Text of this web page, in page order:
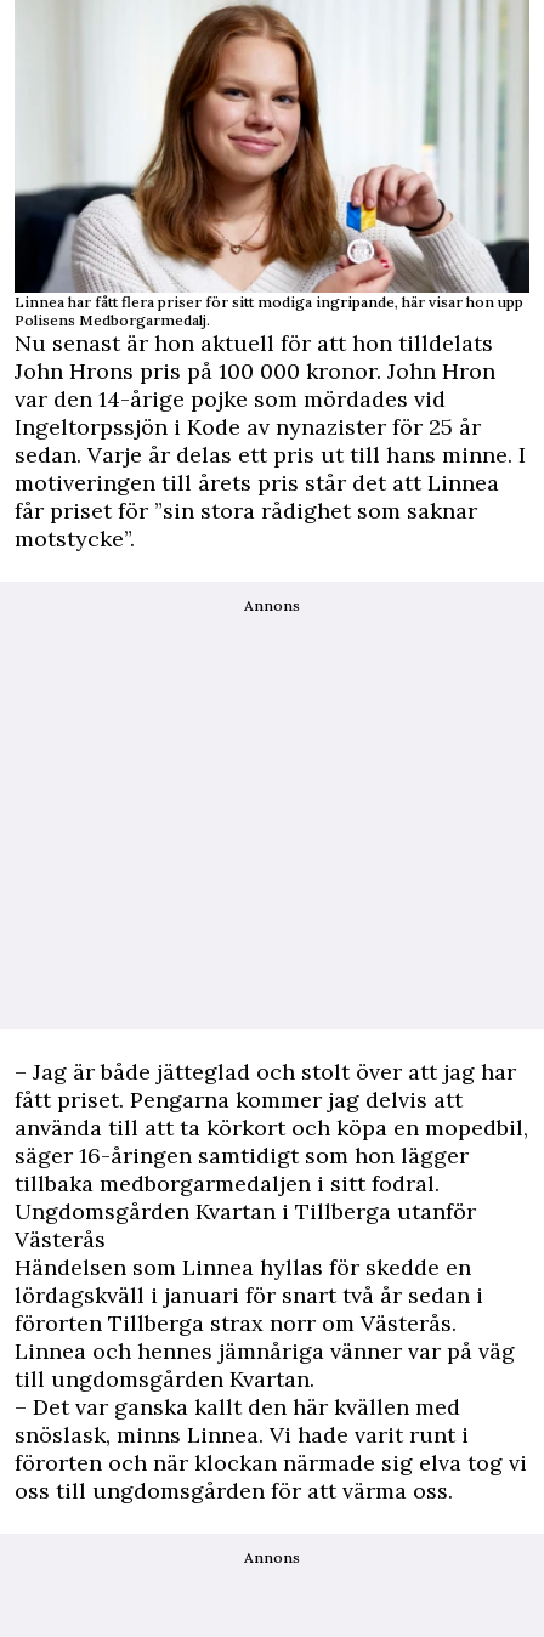
Linnea har fått flera priser för sitt modiga ingripande, här visar hon upp
Polisens Medborgarmedalj.
Nu senast är hon aktuell för att hon tilldelats
John Hrons pris på 100 000 kronor. John Hron
var den 14-årige pojke som mördades vid
Ingeltorpssjön i Kode av nynazister för 25 år
sedan. Varje år delas ett pris ut till hans minne. I
motiveringen till årets pris står det att Linnea
får priset för ”sin stora rådighet som saknar
motstycke”.
Annons
– Jag är både jätteglad och stolt över att jag har
fått priset. Pengarna kommer jag delvis att
använda till att ta körkort och köpa en mopedbil,
säger 16-åringen samtidigt som hon lägger
tillbaka medborgarmedaljen i sitt fodral.
Ungdomsgården Kvartan i Tillberga utanför
Västerås
Händelsen som Linnea hyllas för skedde en
lördagskväll i januari för snart två år sedan i
förorten Tillberga strax norr om Västerås.
Linnea och hennes jämnåriga vänner var på väg
till ungdomsgården Kvartan.
– Det var ganska kallt den här kvällen med
snöslask, minns Linnea. Vi hade varit runt i
förorten och när klockan närmade sig elva tog vi
oss till ungdomsgården för att värma oss.
Annons